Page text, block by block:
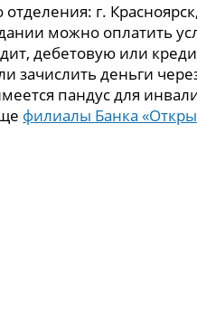
г.
можно оплатить
дебетовую или
зачислить деньги
пандус для
филиалы Банка